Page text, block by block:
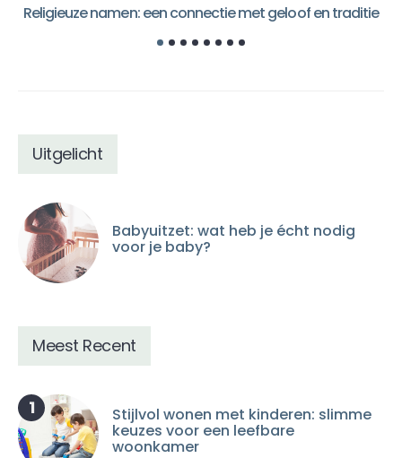
Religieuze namen: een connectie met geloof en traditie
Uitgelicht
Babyuitzet: wat heb je écht nodig
voor je baby?
Meest Recent
1 Stijlvol wonen met kinderen: slimme
keuzes voor een leefbare
woonkamer